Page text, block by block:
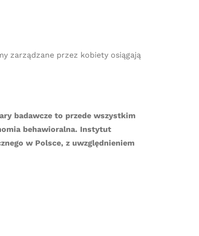
zarządzane przez kobiety osiągają
badawcze to przede wszystkim
behawioralna. Instytut
w Polsce, z uwzględnieniem